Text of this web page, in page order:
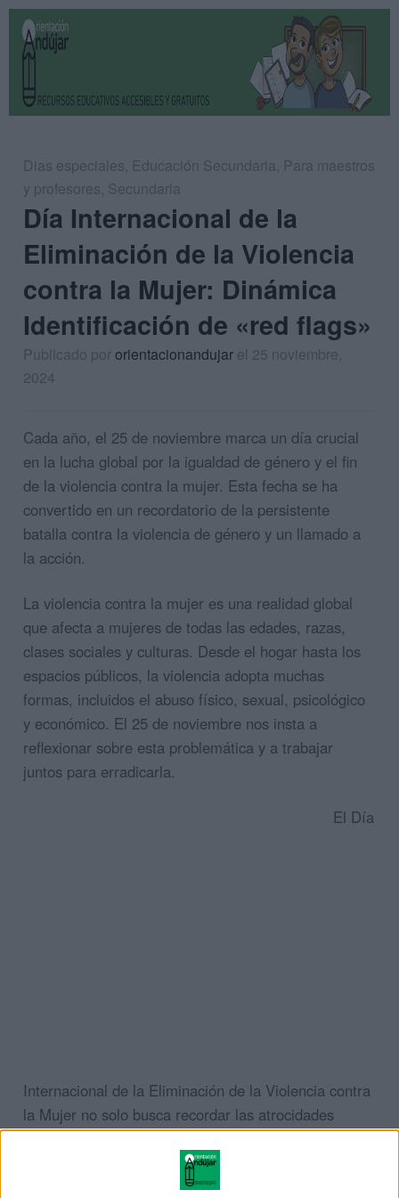
Dias especiales, Educación Secundaria, Para maestros
y profesores, Secundaria
Día Internacional de la
Eliminación de la Violencia
contra la Mujer: Dinámica
Identificación de «red flags»
Publicado pororientacionandujar el 25 noviembre,
2024
Cada año, el 25 de noviembre marca un día crucial
en la lucha global por la igualdad de género y el fin
de la violencia contra la mujer. Esta fecha se ha
convertido en un recordatorio de la persistente
batalla contra la violencia de género y un llamado a
la acción.
La violencia contra la mujer es una realidad global
que afecta a mujeres de todas las edades, razas,
clases sociales y culturas. Desde el hogar hasta los
espacios públicos, la violencia adopta muchas
formas, incluidos el abuso físico, sexual, psicológico
y económico. El 25 de noviembre nos insta a
reflexionar sobre esta problemática y a trabajar
juntos para erradicarla.
El Día
Internacional de la Eliminación de la Violencia contra
la Mujer no solo busca recordar las atrocidades
pasadas, sino también aumentar la conciencia y
promover acciones concretas. Es un día para
informarse, compartir historias, apoyar a las